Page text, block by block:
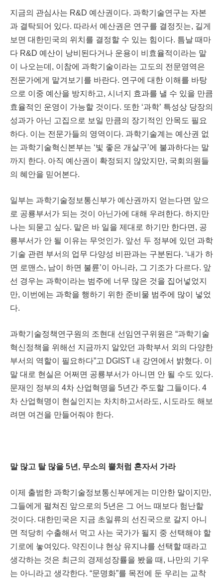
지금의 관심사는 R&D 예산권이다. 과학기술연구는 자본
과 결탁되어 있다. 따라서 예산권은 연구를 결정짓는, 길게
보면 대한민국의 위치를 결정할 수 있는 힘이다. 틈날 때마
다 R&D 예산이 낭비된다거나 운용이 비효율적이라는 말
이 나오는데 , 이참에 과학기술이라는 고도의 전문영역은
전문가에게 맡겨보기를 바란다. 연구에 대한 이해를 바탕
으로 이중 예산을 방지하고, 시너지 효과를 낼 수 있을 만큼
효율적인 운영이 가능할 것이다. 또한 ‘과학’ 특성상 당장의
성과가 아닌 고집으로 보일 만큼의 장기적인 안목도 필요
하다. 이는 전문가들의 영역이다. 과학기술계는 예산권 없
는 과학기술혁신본부는 ‘빛 좋은 개살구’에 불과하다는 말
까지 한다. 아직 예산권이 확정되지 않았지만, 국회의원들
의 혜안을 믿어본다.
일부는 과학기술정보통신부가 예산권까지 얻는다면 앞으
로 공룡부서가 되는 것이 아닌가에 대해 우려한다. 하지만
나는 되묻고 싶다. 맡은 바 일을 제대로 하기만 한다면 , 공
룡부서가 안 될 이유는 무엇인가. 앞선 두 정부에 있던 과학
기술 관련 부서의 업무 다양성 비판과는 구분된다. ‘내가 하
면 로맨스, 남이 하면 불륜’이 아니라, 그 기조가 다르다. 앞
선 경우는 과학이라는 범주에 너무 많은 것을 집어넣었지
만, 이번에는 과학을 행하기 위한 준비물 범주에 많이 넣었
다.
과학기술정책연구원의 조현대 선임연구위원은 “과학기술
혁신정책을 위해선 지금까지 알았던 과학부서 외의 다양한
부서의 역할이 필요하다”고 DGIST 내 강연에서 밝혔다. 이
말 대로 현실은 어쩌면 공룡부서가 아니면 안 될 수도 있다.
문재인 정부의 4차 산업혁명을 5년간 주도할 그들이다. 4
차 산업혁명이 현실인지는 차치하고서라도, 시도라도 해보
려면 여건을 만들어줘야 한다.
말 많고 탈 많을 5년 , 무소의 뿔처럼 혼자서 가라
이제 출범한 과학기술정보통신부에게는 미안한 말이지만,
그들에게 펼쳐진 앞으로의 5년은 그 어느 때보다 험난할
것이다. 대한민국은 지금 초일류의 선진국으로 갈지 아니
면 적당히 수출해서 먹고 사는 국가가 될지 중 선택해야 할
기로에 놓여있다. 약진이냐 현상 유지냐를 선택할 때라고
생각하는 것은 최근의 경제성장률을 봤을 때 , 나만의 기우
는 아니라고 생각한다. “문명화”를 목전에 둔 우리는 교착